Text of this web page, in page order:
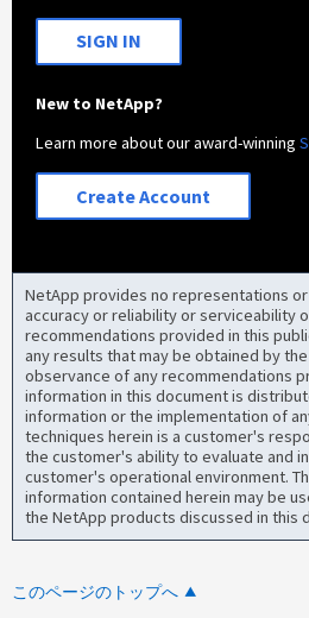
SIGN IN
New to NetApp?
Learn more about our award-winning
Create Account
NetApp provides no representations
accuracy or reliability or serviceability
recommendations provided in this
any results that may be obtained by
observance of any recommendations
information in this document is
information or the implementation of
techniques herein is a customer's
the customer's ability to evaluate and
customer's operational environment.
information contained herein may be
the NetApp products discussed in this
このページのトップへ